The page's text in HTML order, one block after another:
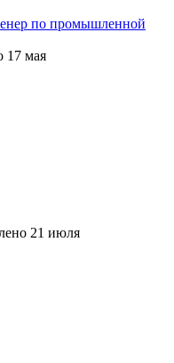
по промышленной
17 мая
21 июля